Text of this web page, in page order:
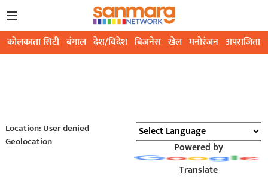
कोलकाता सिटी बंगाल देश/विदेश बिजनेस खेल मनोरंजन अपराजिता
Location: User denied
Geolocation
Powered by
Translate